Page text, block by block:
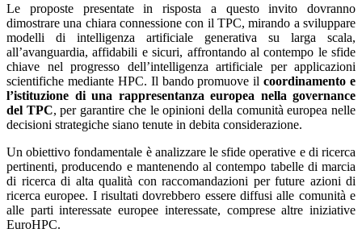
Le proposte presentate in risposta a questo invito dovranno
dimostrare una chiara connessione con il TPC, mirando a sviluppare
modelli di intelligenza artificiale generativa su larga scala,
all’avanguardia, affidabili e sicuri, affrontando al contempo le sfide
chiave nel progresso dell’intelligenza artificiale per applicazioni
scientifiche mediante HPC. Il bando promuove ilcoordinamento e
l’istituzione di una rappresentanza europea nella governance
del TPC, per garantire che le opinioni della comunità europea nelle
decisioni strategiche siano tenute in debita considerazione.
Un obiettivo fondamentale è analizzare le sfide operative e di ricerca
pertinenti, producendo e mantenendo al contempo tabelle di marcia
di ricerca di alta qualità con raccomandazioni per future azioni di
ricerca europee. I risultati dovrebbero essere diffusi alle comunità e
alle parti interessate europee interessate, comprese altre iniziative
EuroHPC.